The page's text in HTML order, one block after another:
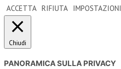
ACCETTA RIFIUTA IMPOSTAZIONI
Chiudi
PANORAMICA SULLA PRIVACY